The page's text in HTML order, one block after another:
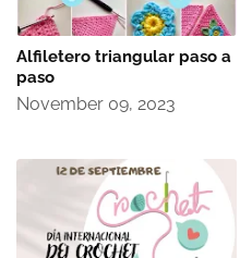
Alfiletero triangular paso a
paso
November 09, 2023